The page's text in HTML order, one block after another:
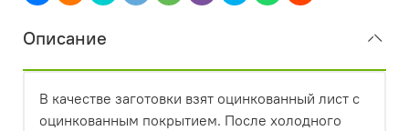
Описание
В качестве заготовки взят оцинкованный лист с
оцинкованным покрытием. После холодного